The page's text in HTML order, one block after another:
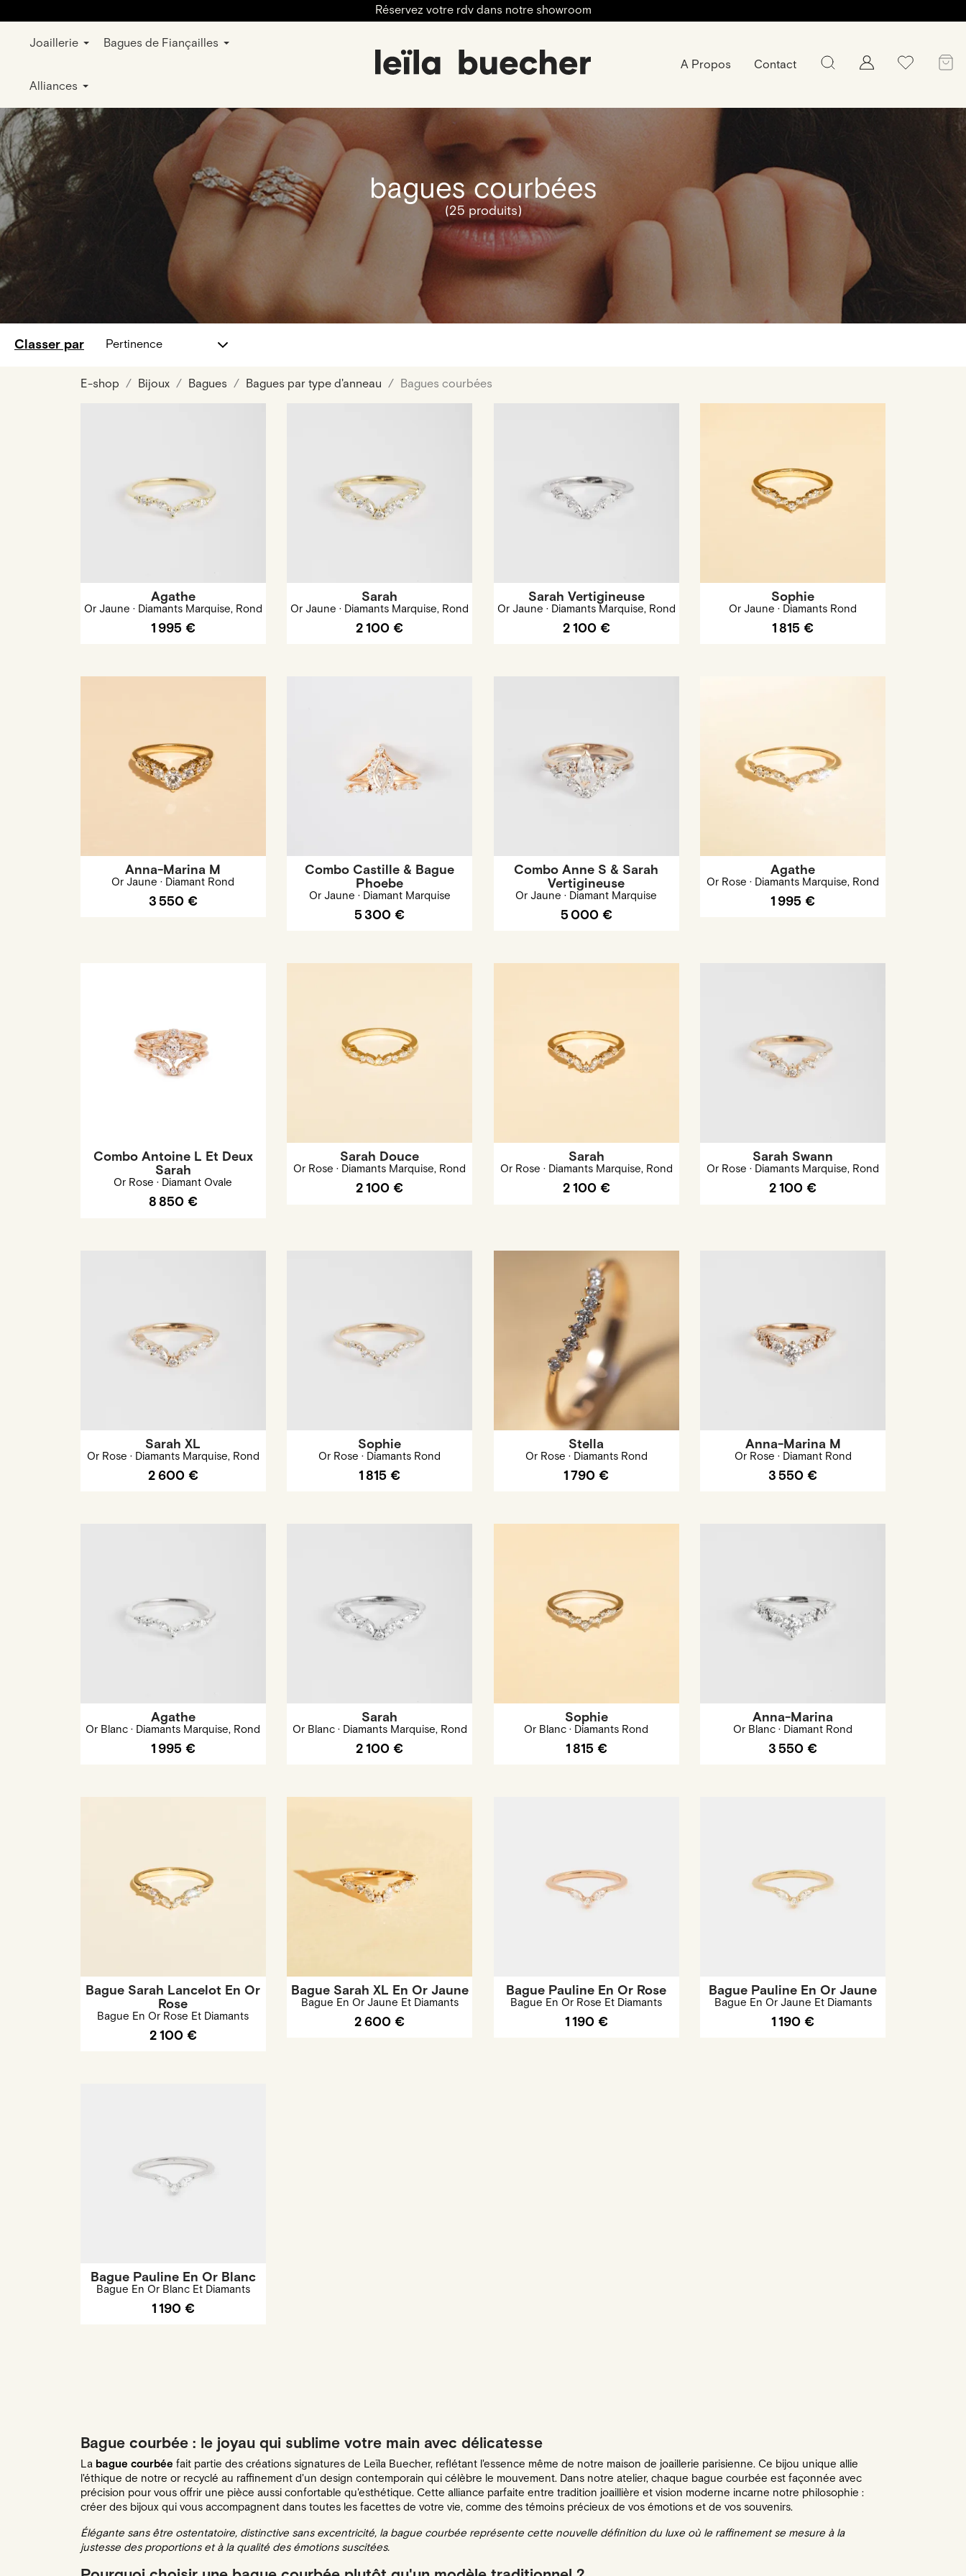
Réservez votre rdv dans notre showroom
Joaillerie Bagues de Fiançailles
Alliances
A Propos Contact
bagues courbées
(25 produits)
Classer par Pertinence
E-shop Bijoux Bagues Bagues par type d'anneau Bagues courbées
Agathe
Or Jaune · Diamants Marquise, Rond
1 995 €
Sarah
Or Jaune · Diamants Marquise, Rond
2 100 €
Sarah Vertigineuse
Or Jaune · Diamants Marquise, Rond
2 100 €
Sophie
Or Jaune · Diamants Rond
1 815 €
Anna-Marina M
Or Jaune · Diamant Rond
3 550 €
Combo Castille & Bague
Phoebe
Or Jaune · Diamant Marquise
5 300 €
Combo Anne S & Sarah
Vertigineuse
Or Jaune · Diamant Marquise
5 000 €
Agathe
Or Rose · Diamants Marquise, Rond
1 995 €
Combo Antoine L Et Deux
Sarah
Or Rose · Diamant Ovale
8 850 €
Sarah Douce
Or Rose · Diamants Marquise, Rond
2 100 €
Sarah
Or Rose · Diamants Marquise, Rond
2 100 €
Sarah Swann
Or Rose · Diamants Marquise, Rond
2 100 €
Sarah XL
Or Rose · Diamants Marquise, Rond
2 600 €
Sophie
Or Rose · Diamants Rond
1 815 €
Stella
Or Rose · Diamants Rond
1 790 €
Anna-Marina M
Or Rose · Diamant Rond
3 550 €
Agathe
Or Blanc · Diamants Marquise, Rond
1 995 €
Sarah
Or Blanc · Diamants Marquise, Rond
2 100 €
Sophie
Or Blanc · Diamants Rond
1 815 €
Anna-Marina
Or Blanc · Diamant Rond
3 550 €
Bague Sarah Lancelot En Or
Rose
Bague En Or Rose Et Diamants
2 100 €
Bague Sarah XL En Or Jaune
Bague En Or Jaune Et Diamants
2 600 €
Bague Pauline En Or Rose
Bague En Or Rose Et Diamants
1 190 €
Bague Pauline En Or Jaune
Bague En Or Jaune Et Diamants
1 190 €
Bague Pauline En Or Blanc
Bague En Or Blanc Et Diamants
1 190 €
Bague courbée : le joyau qui sublime votre main avec délicatesse
La bague courbée fait partie des créations signatures de Leïla Buecher, reflétant l'essence même de notre maison de joaillerie parisienne. Ce bijou unique allie
l'éthique de notre or recyclé au raffinement d'un design contemporain qui célèbre le mouvement. Dans notre atelier, chaque bague courbée est façonnée avec
précision pour vous offrir une pièce aussi confortable qu'esthétique. Cette alliance parfaite entre tradition joaillière et vision moderne incarne notre philosophie :
créer des bijoux qui vous accompagnent dans toutes les facettes de votre vie, comme des témoins précieux de vos émotions et de vos souvenirs.
Élégante sans être ostentatoire, distinctive sans excentricité, la bague courbée représente cette nouvelle définition du luxe où le raffinement se mesure à la
justesse des proportions et à la qualité des émotions suscitées.